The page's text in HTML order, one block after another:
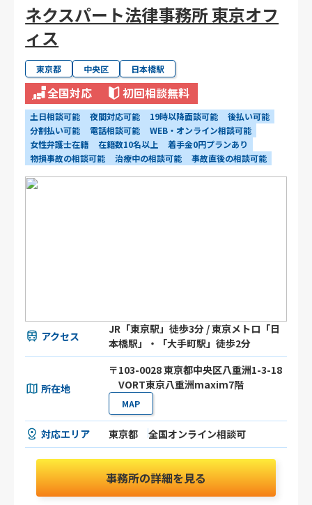
ネクスパート法律事務所 東京オフ
ィス
東京都 中央区 日本橋駅
全国対応 初回相談無料
土日相談可能 夜間対応可能 19時以降面談可能
後払い可能
分割払い可能
電話相談可能
WEB・オンライン相談可能
女性弁護士在籍
在籍数10名以上
着手金0円プランあり
物損事故の相談可能
治療中の相談可能 事故直後の相談可能
アクセス
JR「東京駅」徒歩3分 / 東京メトロ「日
本橋駅」・「大手町駅」徒歩2分
所在地
〒103-0028 東京都中央区八重洲1-3-18
VORT東京八重洲maxim7階
MAP
対応エリア 東京都 全国オンライン相談可
事務所の詳細を見る